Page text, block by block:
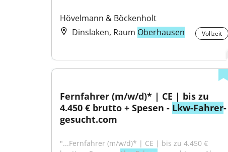
Hövelmann & Böckenholt
Dinslaken, Raum Oberhausen Vollzeit
Fernfahrer (m/w/d)* | CE | bis zu
4.450 € brutto + Spesen - Lkw-Fahrer-
gesucht.com
"...Fernfahrer (m/w/d)* | CE | bis zu 4.450 €